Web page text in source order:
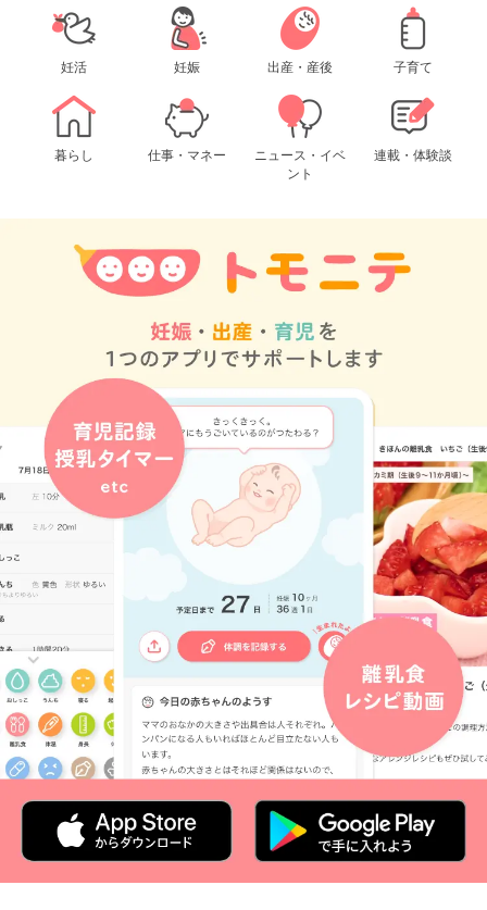
妊活 妊娠 出産・産後 子育て
暮らし 仕事・マネー
ニュース・イベ
ント
連載・体験談